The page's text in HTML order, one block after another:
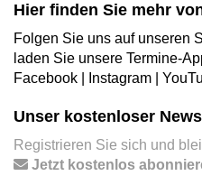
Hier finden Sie mehr
Folgen Sie uns auf unseren
laden Sie unsere Termine-
Facebook
Instagram
Unser kostenloser
Registrieren Sie sich und
Jetzt kostenlos